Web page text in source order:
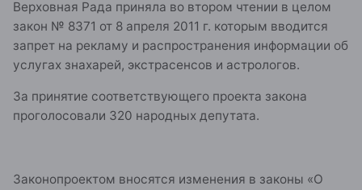
Верховная Рада приняла во втором чтении в целом
закон № 8371 от 8 апреля 2011 г. которым вводится
запрет на рекламу и распространения информации об
услугах знахарей, экстрасенсов и астрологов.
За принятие соответствующего проекта закона
проголосовали 320 народных депутата.
Законопроектом вносятся изменения в законы «О